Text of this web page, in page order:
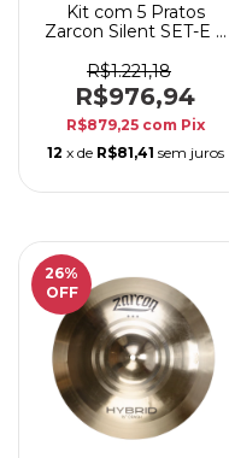
Kit com 5 Pratos
Zarcon Silent SET-E +
Reduzido
R$1.221,18
R$976,94
R$879,25 com Pix
12 x de R$81,41 sem juros
26%
OFF